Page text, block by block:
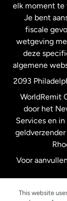
elk moment te
Je bent
fiscale
wetgeving
deze
algemene
2093
WorldRemit
door het
Services en
Voor
This website